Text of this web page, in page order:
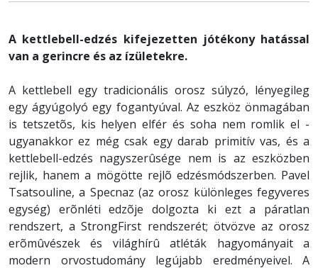
A kettlebell-edzés kifejezetten jótékony hatással
van a gerincre és az ízületekre.
A kettlebell egy tradicionális orosz súlyzó, lényegileg
egy ágyúgolyó egy fogantyúval. Az eszköz önmagában
is tetszetõs, kis helyen elfér és soha nem romlik el -
ugyanakkor ez még csak egy darab primitív vas, és a
kettlebell-edzés nagyszerûsége nem is az eszközben
rejlik, hanem a mögötte rejlõ edzésmódszerben. Pavel
Tsatsouline, a Specnaz (az orosz különleges fegyveres
egység) erõnléti edzõje dolgozta ki ezt a páratlan
rendszert, a StrongFirst rendszerét; ötvözve az orosz
erõmûvészek és világhírû atléták hagyományait a
modern orvostudomány legújabb eredményeivel. A